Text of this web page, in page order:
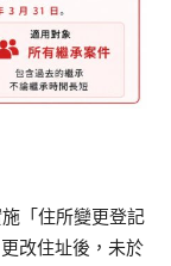
「住所變更登記
改住址後，未於